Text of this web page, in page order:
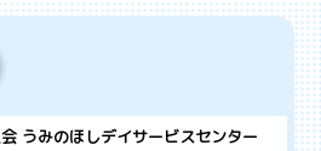
うみのほしデイサービスセンター